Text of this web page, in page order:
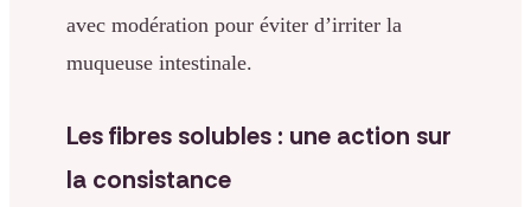
avec modération pour éviter d’irriter la
muqueuse intestinale.
Les fibres solubles : une action sur
la consistance